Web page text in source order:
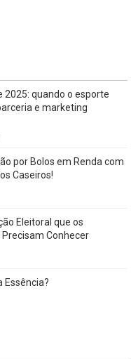
2025: quando o esporte
e marketing
por Bolos em Renda com
Caseiros!
Eleitoral que os
Conhecer
Essência?